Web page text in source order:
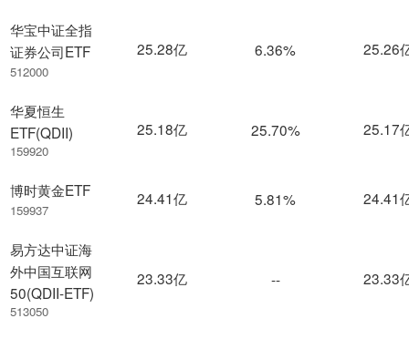
华宝中证全指
证券公司ETF
512000
华夏恒生
ETF(QDII)
159920
博时黄金ETF
159937
易方达中证海
外中国互联网
50(QDII-ETF)
513050
25.28亿 6.36% 25.26
25.18亿 25.70% 25.17
24.41亿 5.81% 24.41
23.33亿 -- 23.33